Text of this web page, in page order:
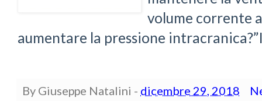
volume corrente
aumentare la pressione
By Giuseppe Natalini - dicembre 29, 2018